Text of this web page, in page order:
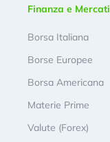
Finanza e Mercati
Borsa Italiana
Borse Europee
Borsa Americana
Materie Prime
Valute (Forex)